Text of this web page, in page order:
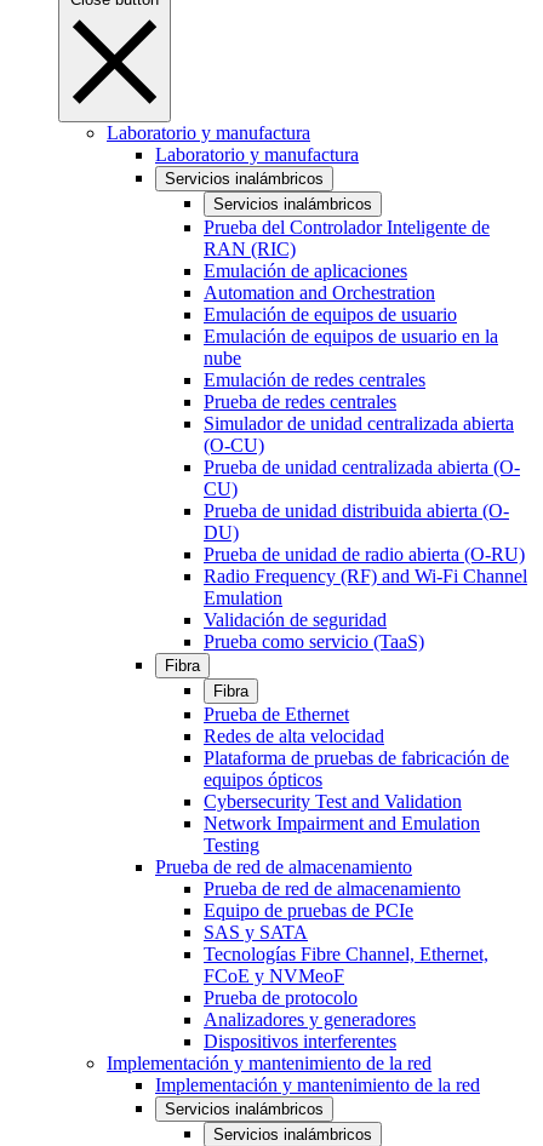
Laboratorio y manufactura
Laboratorio y manufactura
Servicios inalámbricos
Servicios inalámbricos
Prueba del Controlador Inteligente de
RAN (RIC)
Emulación de aplicaciones
Automation and Orchestration
Emulación de equipos de usuario
Emulación de equipos de usuario en la
nube
Emulación de redes centrales
Prueba de redes centrales
Simulador de unidad centralizada abierta
(O-CU)
Prueba de unidad centralizada abierta (O-
CU)
Prueba de unidad distribuida abierta (O-
DU)
Prueba de unidad de radio abierta (O-RU)
Radio Frequency (RF) and Wi-Fi Channel
Emulation
Validación de seguridad
Prueba como servicio (TaaS)
Fibra
Fibra
Prueba de Ethernet
Redes de alta velocidad
Plataforma de pruebas de fabricación de
equipos ópticos
Cybersecurity Test and Validation
Network Impairment and Emulation
Testing
Prueba de red de almacenamiento
Prueba de red de almacenamiento
Equipo de pruebas de PCIe
SAS y SATA
Tecnologías Fibre Channel, Ethernet,
FCoE y NVMeoF
Prueba de protocolo
Analizadores y generadores
Dispositivos interferentes
Implementación y mantenimiento de la red
Implementación y mantenimiento de la red
Servicios inalámbricos
Servicios inalámbricos